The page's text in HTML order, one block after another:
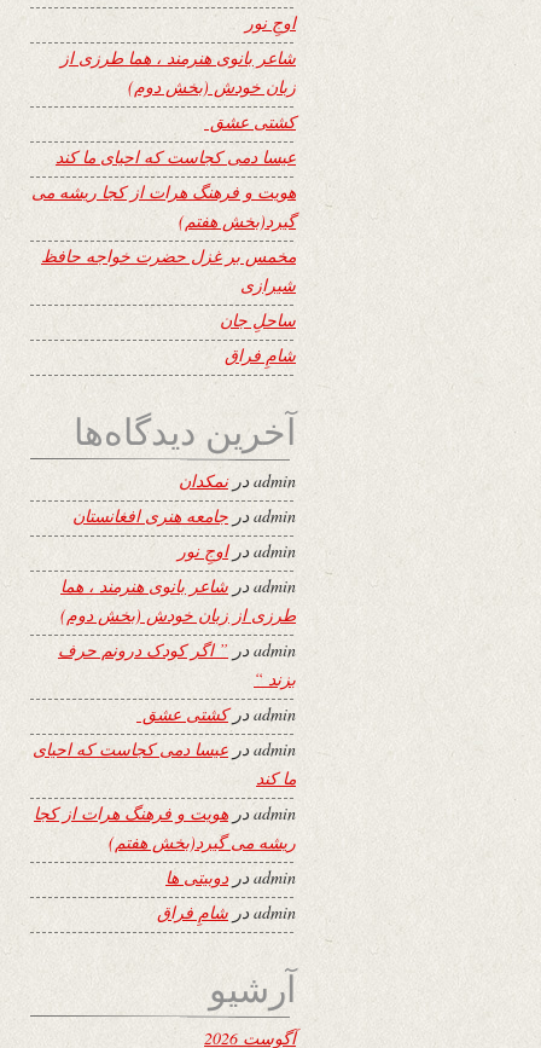
اوجِ نور
شاعر بانوی هنرمند ، هما طرزی از
زبان خودش (بخش دوم)
کشتی عشق
عیسا دمی کجاست که احیای ما کند
هویت و فرهنگ هرات از کجا ریشه می
گیرد(بخش هفتم)
مخمس بر غزل حضرت خواجه حافظ
شیرازی
ساحلِ جان
شامِ فراق
آخرین دیدگاه‌ها
adminدرنمکدان
adminدر جامعه هنری افغانستان
adminدراوجِ نور
adminدر شاعر بانوی هنرمند ، هما
طرزی از زبان خودش (بخش دوم)
adminدر ” اگر کودک درونم حرف
بزند “
adminدرکشتی عشق
adminدر عیسا دمی کجاست که احیای
ما کند
adminدر هویت و فرهنگ هرات از کجا
ریشه می گیرد(بخش هفتم)
adminدردوبیتی ها
admin در شامِ فراق
آرشیو
آگوست 2026